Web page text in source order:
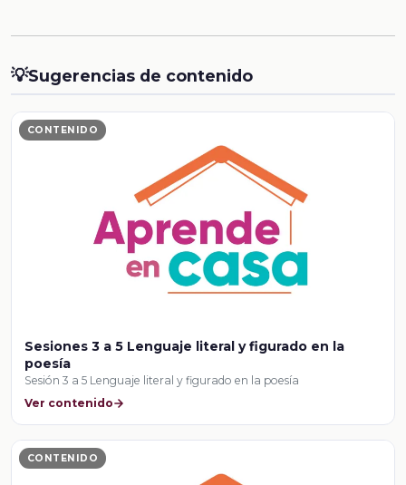
💡Sugerencias de contenido
CONTENIDO
Sesiones 3 a 5 Lenguaje literal y figurado en la
poesía
Sesión 3 a 5 Lenguaje literal y figurado en la poesía
Ver contenido
CONTENIDO